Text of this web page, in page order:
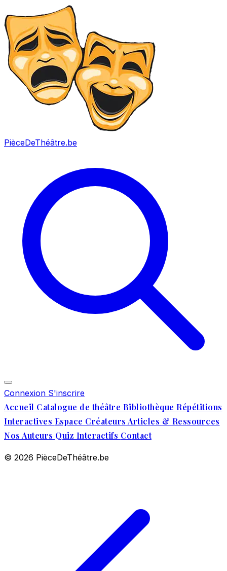
PièceDeThéâtre.be
Connexion S'inscrire
Accueil Catalogue de théâtre Bibliothèque Répétitions
Interactives Espace Créateurs Articles & Ressources
Nos Auteurs Quiz Interactifs Contact
© 2026 PièceDeThéâtre.be